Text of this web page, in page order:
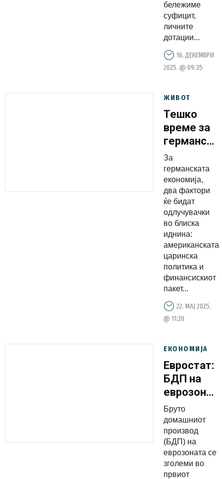
бележиме
суфицит,
личните
дотации...
16. ДЕКЕМВРИ
2025. @ 09:35
ЖИВОТ
Тешко
време за
економија:
Растот на
БДП ќе
биде на
нула
За
германската
економија,
два фактори
ќе бидат
одлучувачки
во блиска
иднина:
американската
царинска
политика и
финансискиот
пакет...
22. МАЈ 2025.
@ 11:20
ЕКОНОМИЈА
Евростат:
БДП на
се
зголеми
во првиот
квартал
од 2025
година за
Бруто
домашниот
производ
(БДП) на
еврозоната се
зголеми во
првиот